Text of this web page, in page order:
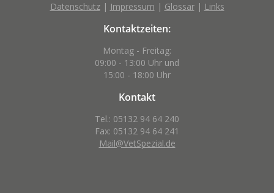
Datenschutz| Impressum | Glossar| Links
Kontaktzeiten:
Montag - Freitag:
09:00 - 13:00 Uhr und
15:00 - 18:00 Uhr
Kontakt
Tel.: 05132 94 64 240
Fax: 05132 94 64 241
Mail@VetSpezial.de